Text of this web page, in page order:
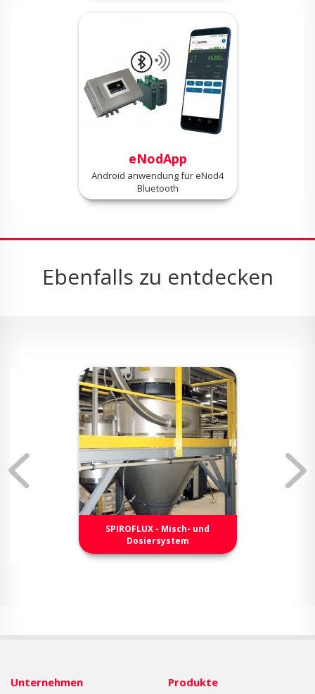
eNodApp
Android anwendung für eNod4
Bluetooth
Ebenfalls zu entdecken
SPIROFLUX - Misch- und
Dosiersystem
Unternehmen Produkte